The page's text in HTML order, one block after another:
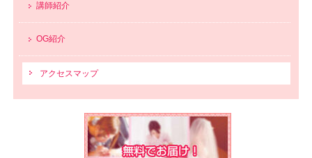
講師紹介
OG紹介
アクセスマップ